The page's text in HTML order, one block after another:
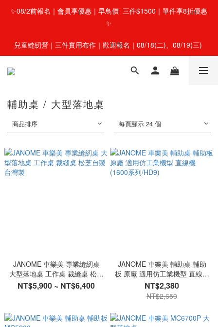
✨08/2前報名｜會員享優惠｜早鳥價  三件$1500｜單件享8折優惠
✨
兒童縫紉營｜三件實用布作｜歡迎報名｜08/18(二)、08/19(三)
輔助桌 / 大型落地桌
商品排序 每頁顯示 24 個
JANOME 車樂美 專業縫紉桌
大型落地桌 工作桌 裁縫桌 松芝
自製 台灣製
NT$5,900 ~ NT$6,400
JANOME 車樂美 輔助桌 輔助
板 原廠 適用仿工業機型 直線機
(1600系列/HD9)
NT$2,380
NT$2,650